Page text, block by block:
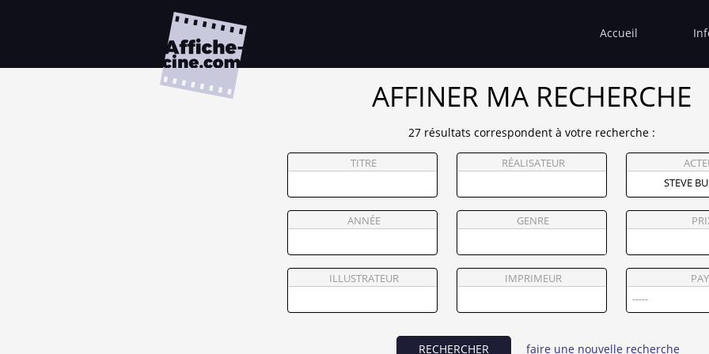
Accueil
AFFINER MA RECHERCHE
27 résultats correspondent à votre recherche :
TITRE RÉALISATEUR
ANNÉE GENRE
ILLUSTRATEUR IMPRIMEUR
RECHERCHER faire une nouvelle recherche